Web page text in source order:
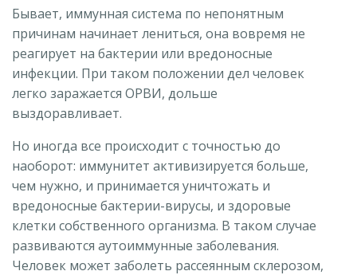
Бывает, иммунная система по непонятным
причинам начинает лениться, она вовремя не
реагирует на бактерии или вредоносные
инфекции. При таком положении дел человек
легко заражается ОРВИ, дольше
выздоравливает.
Но иногда все происходит с точностью до
наоборот: иммунитет активизируется больше,
чем нужно, и принимается уничтожать и
вредоносные бактерии-вирусы, и здоровые
клетки собственного организма. В таком случае
развиваются аутоиммунные заболевания.
Человек может заболеть рассеянным склерозом,